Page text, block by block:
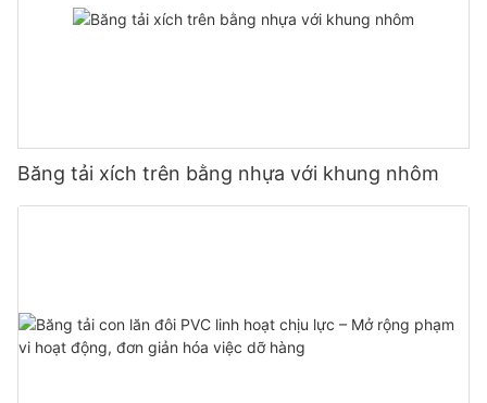
Băng tải xích trên bằng nhựa với khung nhôm